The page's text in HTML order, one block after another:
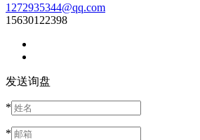
1272935344@qq.com
15630122398
发送询盘
*
*